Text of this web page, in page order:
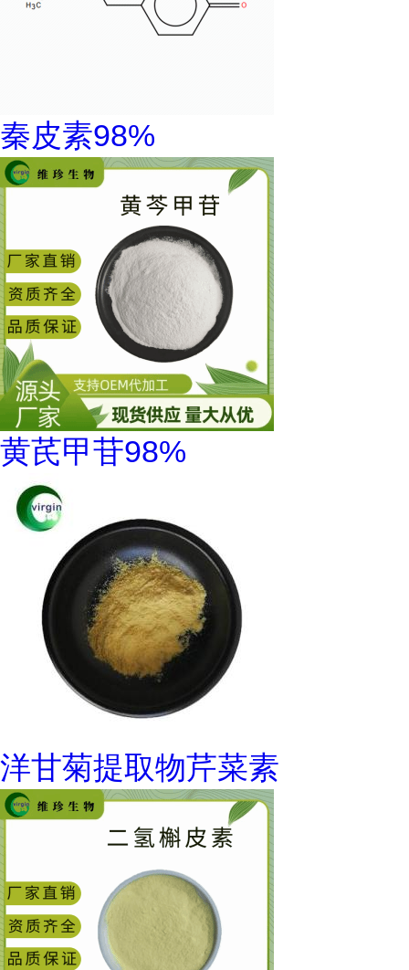
秦皮素98%
黄芪甲苷98%
洋甘菊提取物芹菜素